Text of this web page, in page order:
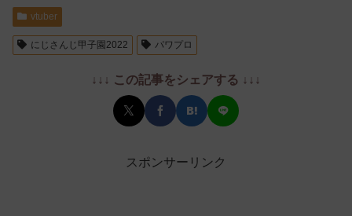
vtuber
にじさんじ甲子園2022 パワプロ
↓↓↓ この記事をシェアする ↓↓↓
スポンサーリンク